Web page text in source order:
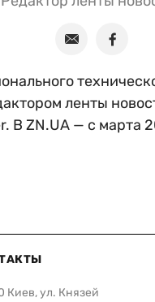
ленты
В ZN.UA — с марта
Киев, ул. Князей